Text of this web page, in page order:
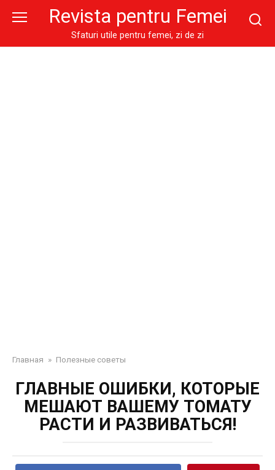
Revista pentru Femei
Sfaturi utile pentru femei, zi de zi
Главная » Полезные советы
ГЛАВНЫЕ ОШИБКИ, КОТОРЫЕ
МЕШАЮТ ВАШЕМУ ТОМАТУ
РАСТИ И РАЗВИВАТЬСЯ!